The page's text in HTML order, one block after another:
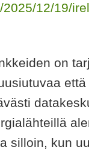
12/19/
on
silloin, kun